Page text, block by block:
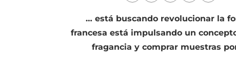
… está buscando revolucionar la
francesa está impulsando un
fragancia y comprar muestras